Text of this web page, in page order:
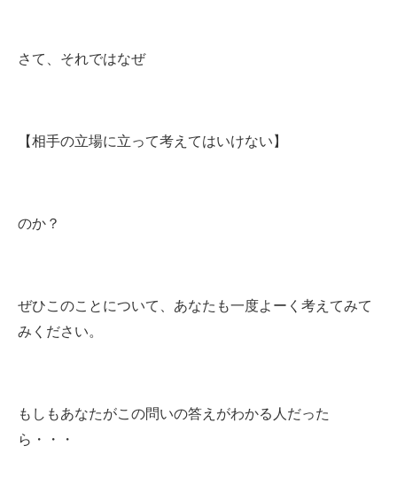
さて、それではなぜ
【相手の立場に立って考えてはいけない】
のか？
ぜひこのことについて、あなたも一度よーく考えてみて
みください。
もしもあなたがこの問いの答えがわかる人だった
ら・・・